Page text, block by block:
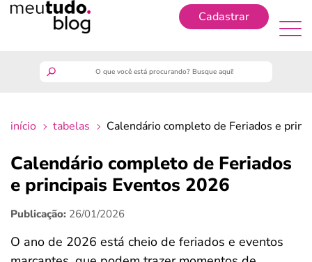
Cadastrar
finanças
benefícios
crédito fácil
início tabelas Calendário completo de Feriados e
Calendário completo de Feriados
e principais Eventos 2026
Publicação: 26/01/2026
O ano de 2026 está cheio de feriados e eventos